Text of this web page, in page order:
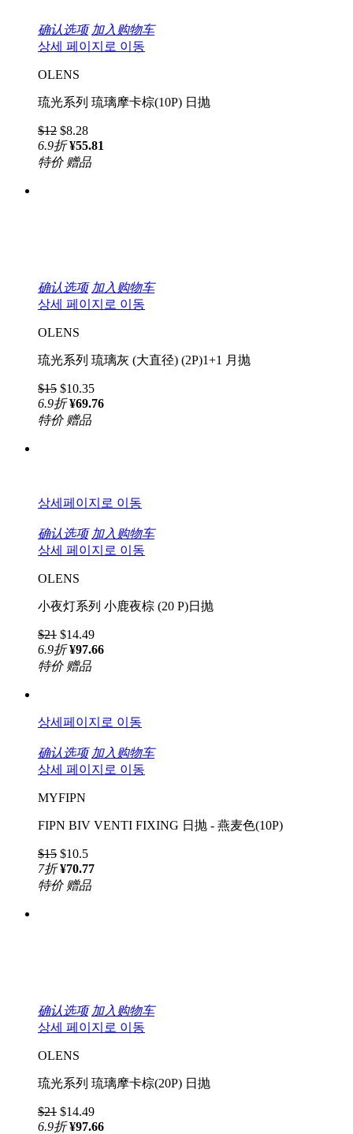
确认选项 加入购物车
상세 페이지로 이동
OLENS
琉光系列 琉璃摩卡棕(10P) 日抛
$12 $8.28
6.9折 ¥55.81
特价 赠品
确认选项 加入购物车
상세 페이지로 이동
OLENS
琉光系列 琉璃灰 (大直径) (2P)1+1 月抛
$15 $10.35
6.9折 ¥69.76
特价 赠品
상세페이지로 이동
确认选项 加入购物车
상세 페이지로 이동
OLENS
小夜灯系列 小鹿夜棕 (20 P)日抛
$21 $14.49
6.9折 ¥97.66
特价 赠品
상세페이지로 이동
确认选项 加入购物车
상세 페이지로 이동
MYFIPN
FIPN BIV VENTI FIXING 日抛 - 燕麦色(10P)
$15 $10.5
7折 ¥70.77
特价 赠品
确认选项 加入购物车
상세 페이지로 이동
OLENS
琉光系列 琉璃摩卡棕(20P) 日抛
$21 $14.49
6.9折 ¥97.66